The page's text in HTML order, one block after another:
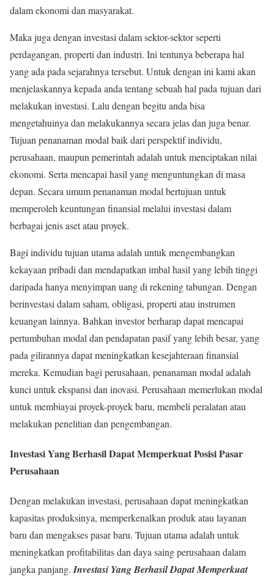
dalam ekonomi dan masyarakat.
Maka juga dengan investasi dalam sektor-sektor seperti
perdagangan, properti dan industri. Ini tentunya beberapa hal
yang ada pada sejarahnya tersebut. Untuk dengan ini kami akan
menjelaskannya kepada anda tentang sebuah hal pada tujuan dari
melakukan investasi. Lalu dengan begitu anda bisa
mengetahuinya dan melakukannya secara jelas dan juga benar.
Tujuan penanaman modal baik dari perspektif individu,
perusahaan, maupun pemerintah adalah untuk menciptakan nilai
ekonomi. Serta mencapai hasil yang menguntungkan di masa
depan. Secara umum penanaman modal bertujuan untuk
memperoleh keuntungan finansial melalui investasi dalam
berbagai jenis aset atau proyek.
Bagi individu tujuan utama adalah untuk mengembangkan
kekayaan pribadi dan mendapatkan imbal hasil yang lebih tinggi
daripada hanya menyimpan uang di rekening tabungan. Dengan
berinvestasi dalam saham, obligasi, properti atau instrumen
keuangan lainnya. Bahkan investor berharap dapat mencapai
pertumbuhan modal dan pendapatan pasif yang lebih besar, yang
pada gilirannya dapat meningkatkan kesejahteraan finansial
mereka. Kemudian bagi perusahaan, penanaman modal adalah
kunci untuk ekspansi dan inovasi. Perusahaan memerlukan modal
untuk membiayai proyek-proyek baru, membeli peralatan atau
melakukan penelitian dan pengembangan.
Investasi Yang Berhasil Dapat Memperkuat Posisi Pasar
Perusahaan
Dengan melakukan investasi, perusahaan dapat meningkatkan
kapasitas produksinya, memperkenalkan produk atau layanan
baru dan mengakses pasar baru. Tujuan utama adalah untuk
meningkatkan profitabilitas dan daya saing perusahaan dalam
jangka panjang.Investasi Yang Berhasil Dapat Memperkuat